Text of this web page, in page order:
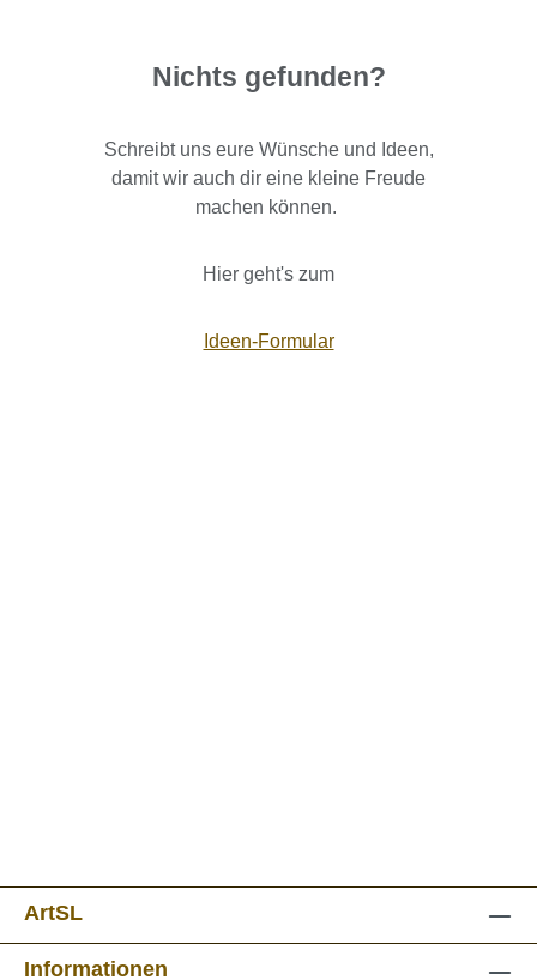
Nichts gefunden?
Schreibt uns eure Wünsche und Ideen,
damit wir auch dir eine kleine Freude
machen können.
Hier geht's zum
Ideen-Formular
ArtSL
Informationen